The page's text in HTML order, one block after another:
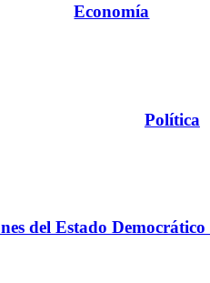
Economía
Política
del Estado Democrático